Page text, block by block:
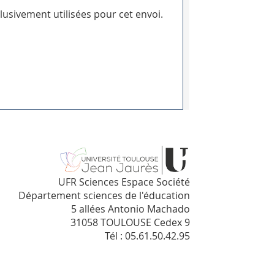
utilisées pour cet envoi.
UFR Sciences Espace Société
Département sciences de l'éducation
5 allées Antonio Machado
31058 TOULOUSE Cedex 9
Tél : 05.61.50.42.95